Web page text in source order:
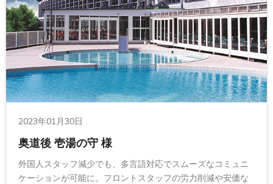
2023年01月30日
奥道後 壱湯の守 様
外国人スタッフ減少でも、多言語対応でスムーズなコミュニ
ケーションが可能に。フロントスタッフの労力削減や安価な